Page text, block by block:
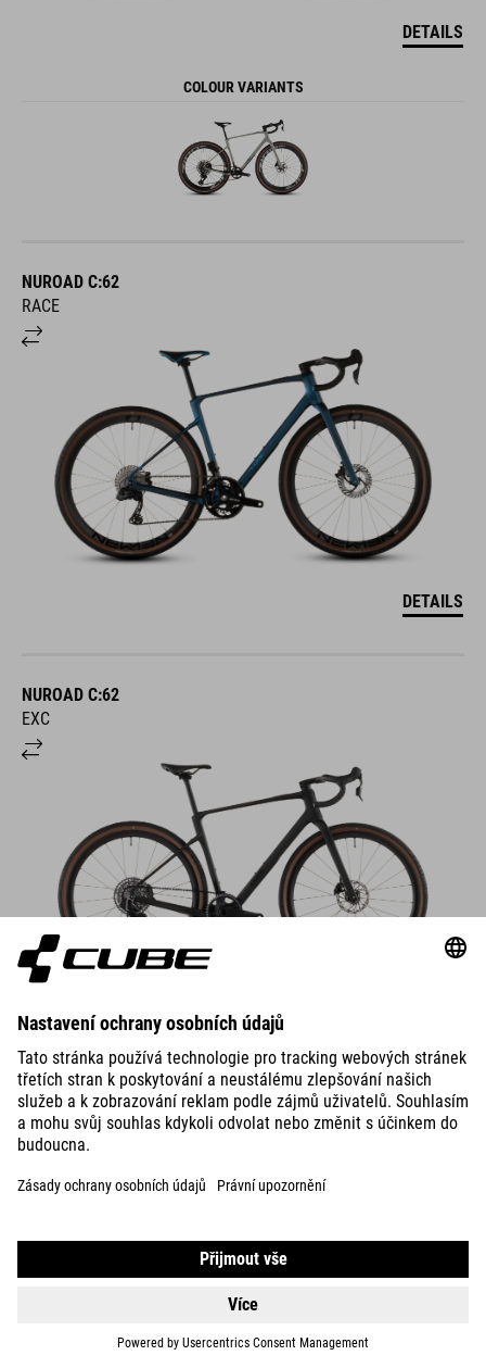
DETAILS
COLOUR VARIANTS
NUROAD C:62
RACE
DETAILS
NUROAD C:62
EXC
NUROAD C:62
EX